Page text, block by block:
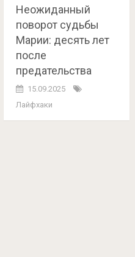
Неожиданный
поворот судьбы
Марии: десять лет
после
предательства
15.09.2025
Лайфхаки